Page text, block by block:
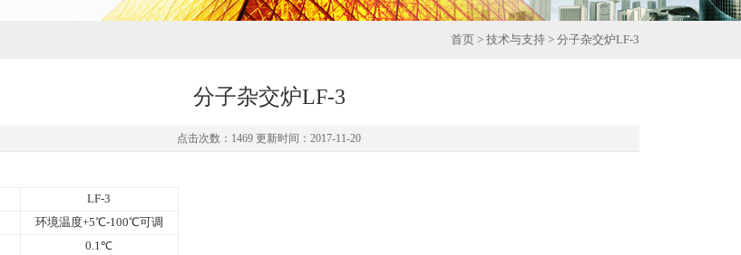
首页 > 技术与支持 > 分子杂交炉LF-3
分子杂交炉LF-3
点击次数：1469 更新时间：2017-11-20
LF-3
环境温度+5℃-100℃可调
0.1℃